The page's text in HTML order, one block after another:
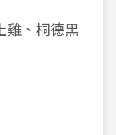
雞、桐德黑